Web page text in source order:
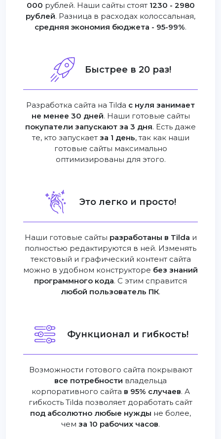
000 рублей. Наши сайты стоят 1230 - 2980
рублей. Разница в расходах колоссальная,
средняя экономия бюджета - 95-99%.
Быстрее в 20 раз!
Разработка сайта на Tilda с нуля занимает
не менее 30 дней. Наши готовые сайты
покупатели запускают за 3 дня. Есть даже
те, кто запускает за 1 день, так как наши
готовые сайты максимально
оптимизированы для этого.
Это легко и просто!
Наши готовые сайты разработаны в Tilda и
полностью редактируются в ней. Изменять
текстовый и графический контент сайта
можно в удобном конструкторе без знаний
программного кода. С этим справится
любой пользователь ПК.
Функционал и гибкость!
Возможности готового сайта покрывают
все потребности владельца
корпоративного сайта в 95% случаев. А
гибкость Tilda позволяет доработать сайт
под абсолютно любые нужды не более,
чем за 10 рабочих часов.